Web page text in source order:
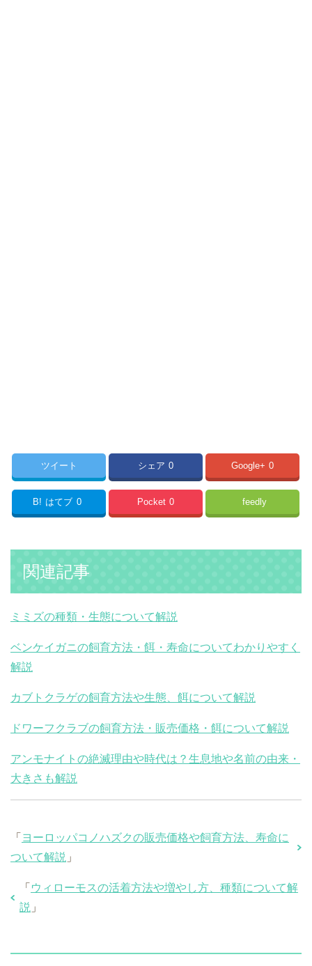
ツイート シェア 0 Google+ 0
B! はてブ 0 Pocket 0 feedly
関連記事
ミミズの種類・生態について解説
ベンケイガニの飼育方法・餌・寿命についてわかりやすく
解説
カブトクラゲの飼育方法や生態、餌について解説
ドワーフクラブの飼育方法・販売価格・餌について解説
アンモナイトの絶滅理由や時代は？生息地や名前の由来・
大きさも解説
「 ヨーロッパコノハズクの販売価格や飼育方法、寿命に
ついて解説 」
「 ウィローモスの活着方法や増やし方、種類について解
説 」